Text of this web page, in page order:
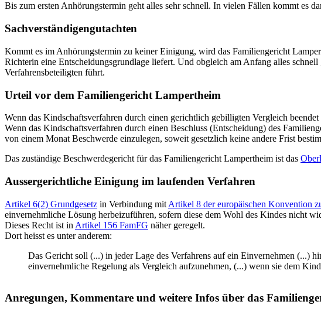
Bis zum ersten Anhörungstermin geht alles sehr schnell. In vielen Fällen kommt es
Sachverständigengutachten
Kommt es im Anhörungstermin zu keiner Einigung, wird das Familiengericht
Richterin eine Entscheidungsgrundlage liefert. Und obgleich am Anfang alles
Verfahrensbeteiligten führt.
Urteil vor dem Familiengericht Lampertheim
Wenn das Kindschaftsverfahren durch einen gerichtlich gebilligten Vergleich
Wenn das Kindschaftsverfahren durch einen Beschluss (Entscheidung) des
von einem Monat Beschwerde einzulegen, soweit gesetzlich keine andere Frist
Das zuständige Beschwerdegericht für das Familiengericht Lampertheim ist das
Aussergerichtliche Einigung im laufenden Verfahren
Artikel 6(2) Grundgesetz in Verbindung mit Artikel 8 der europäischen Konvention
einvernehmliche Lösung herbeizuführen, sofern diese dem Wohl des Kindes nicht
Dieses Recht ist in Artikel 156 FamFG näher geregelt.
Dort heisst es unter anderem:
Das Gericht soll (...) in jeder Lage des Verfahrens auf ein Einvernehmen
einvernehmliche Regelung als Vergleich aufzunehmen, (...) wenn sie dem
Anregungen, Kommentare und weitere Infos über das